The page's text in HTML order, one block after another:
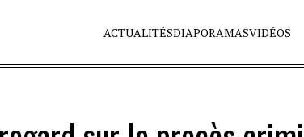
ACTUALITÉSDIAPORAMASVIDÉOS